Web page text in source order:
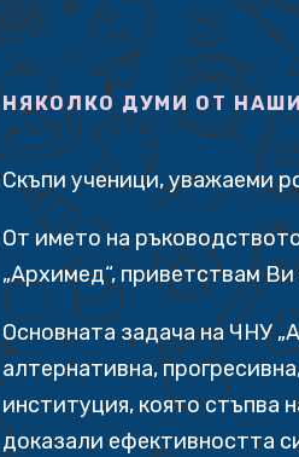
НЯКОЛКО ДУМИ ОТ
Скъпи ученици, уважаеми
От името на
„Архимед“, приветствам
Основната задача на ЧНУ
алтернативна,
институция, която стъпва
доказали ефективността